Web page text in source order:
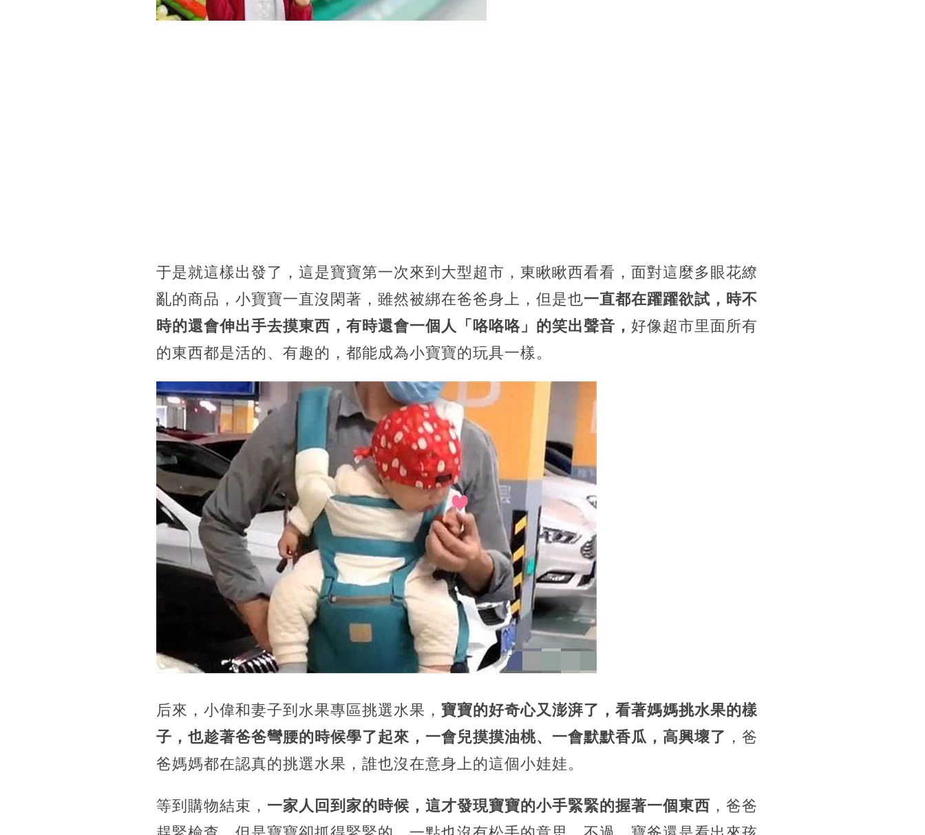
于是就這樣出發了，這是寶寶第一次來到大型超市，東瞅瞅西看看，面對這麼多眼花繚
亂的商品，小寶寶一直沒閑著，雖然被綁在爸爸身上，但是也一直都在躍躍欲試，時不
時的還會伸出手去摸東西，有時還會一個人「咯咯咯」的笑出聲音， 好像超市里面所有
的東西都是活的、有趣的，都能成為小寶寶的玩具一樣。
后來，小偉和妻子到水果專區挑選水果， 寶寶的好奇心又澎湃了，看著媽媽挑水果的樣
子，也趁著爸爸彎腰的時候學了起來，一會兒摸摸油桃、一會默默香瓜，高興壞了 ，爸
爸媽媽都在認真的挑選水果，誰也沒在意身上的這個小娃娃。
等到購物結束， 一家人回到家的時候，這才發現寶寶的小手緊緊的握著一個東西 ，爸爸